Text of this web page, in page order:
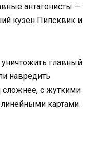
антагонисты —
кузен Пипсквик и
главный
навредить
сложнее, с жуткими
картами.